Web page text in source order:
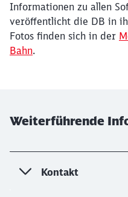
Informationen zu allen
veröffentlicht die DB in
Fotos finden sich in der
Bahn.
Weiterführende
Kontakt